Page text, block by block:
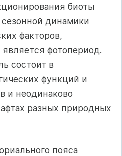
биоты
динамики
факторов,
фотопериод.
состоит в
функций и
и неодинаково
разных природных
пояса